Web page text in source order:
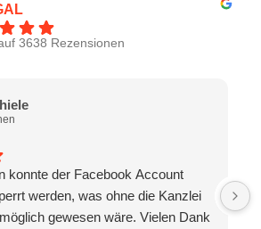
3638 Rezensionen
konnte der Facebook Account
werden, was ohne die Kanzlei
gewesen wäre. Vielen Dank